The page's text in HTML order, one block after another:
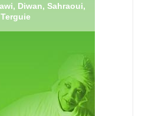
Diwan, Sahraoui,
Terguie